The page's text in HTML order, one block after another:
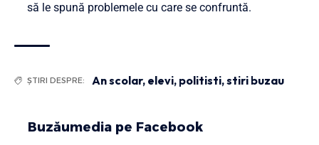
să le spună problemele cu care se confruntă.
ȘTIRI DESPRE: An scolar, elevi, politisti,stiri buzau
Buzăumedia pe Facebook